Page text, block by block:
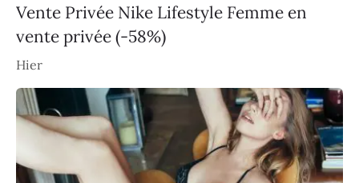
Vente Privée Nike Lifestyle Femme en
vente privée (-58%)
Hier